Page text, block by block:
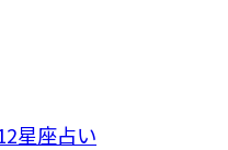
星座占い